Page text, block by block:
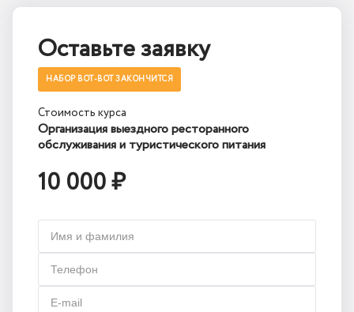
Оставьте заявку
НАБОР ВОТ-ВОТ ЗАКОНЧИТСЯ
Стоимость курса
Организация выездного ресторанного
обслуживания и туристического питания
10 000 ₽
Имя и фамилия
Телефон
E-mail